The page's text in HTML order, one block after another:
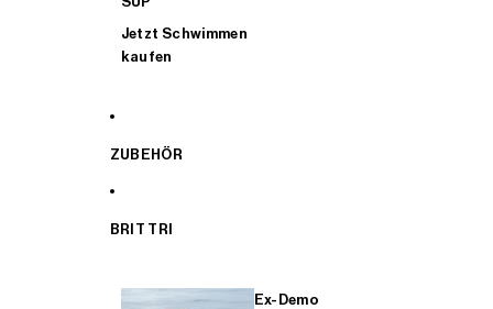
Jetzt Schwimmen
kaufen
ZUBEHÖR
BRIT TRI
Ex-Demo